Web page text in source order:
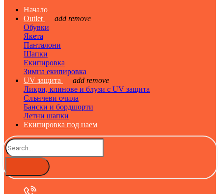
Начало
Outlet
add remove
Обувки
Якета
Панталони
Шапки
Екипировка
Зимна екипировка
UV защита
add remove
Ликри, клинове и блузи с UV защита
Слънчеви очила
Бански и бордшорти
Летни шапки
Екипировка под наем